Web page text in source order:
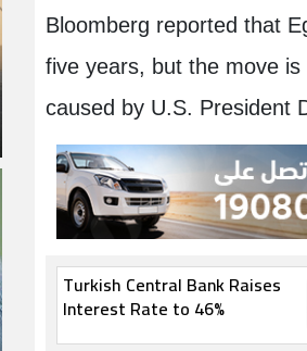
Bloomberg reported that
five years, but the move
caused by U.S. President
Turkish Central Bank Raises
Interest Rate to 46%